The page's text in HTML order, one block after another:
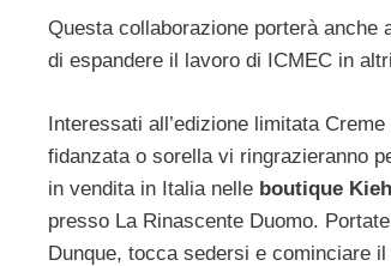
Questa collaborazione porterà
di espandere il lavoro di ICMEC in
Interessati all’edizione limitata
fidanzata o sorella vi ringrazieranno
in vendita in Italia nelle boutique
presso La Rinascente Duomo.
Dunque, tocca sedersi e cominciare